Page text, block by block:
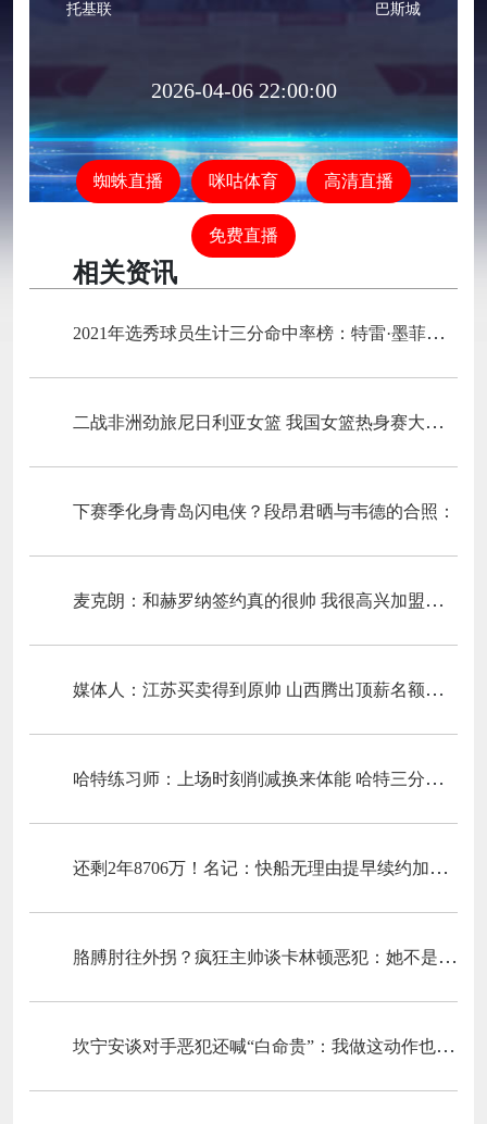
托基联 巴斯城
2026-04-06 22:00:00
蜘蛛直播 咪咕体育 高清直播
免费直播
相关资讯
2021年选秀球员生计三分命中率榜：特雷·墨菲榜首 格莱姆斯第七
二战非洲劲旅尼日利亚女篮 我国女篮热身赛大名单出炉
下赛季化身青岛闪电侠？段昂君晒与韦德的合照：
麦克朗：和赫罗纳签约真的很帅 我很高兴加盟这支球队
媒体人：江苏买卖得到原帅 山西腾出顶薪名额进行下一步买卖
哈特练习师：上场时刻削减换来体能 哈特三分命中率因而提高到41%
还剩2年8706万！名记：快船无理由提早续约加兰 瓦格勒乃未来柱石
胳膊肘往外拐？疯狂主帅谈卡林顿恶犯：她不是成心的 防守得强硬
坎宁安谈对手恶犯还喊“白命贵”：我做这动作也被驱 别打种族牌